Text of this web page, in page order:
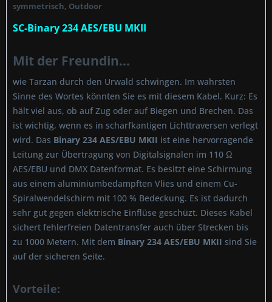
symmetrisch, Outdoor
SC-Binary 234 AES/EBU MKII
Mit der Freundin...
wie Tarzan durch den Urwald schwingen. Im wahrsten
Sinne des Wortes könnten Sie es mit diesem Kabel. Kurz: Es
hält viel aus, ob auf Zug oder auf Biegen und Brechen. Das
ist wichtig, wenn es in scharfkantigen Lichttraversen verlegt
wird. Das Binary 234 AES/EBU MKII ist eine hervorragende
Leitung zur Übertragung von Digitalsignalen im 110 Ω
AES/EBU und DMX Datenformat. Es besitzt eine Schirmung
aus einem aluminiumbedampften Vlies und einem Cu-
Spiralwendelschirm mit 100 % Bedeckung. Es ist dadurch
sehr gut gegen elektrische Einflüse geschüzt. Dieses Kabel
sichert fehlerfreien Datentransfer auch über Strecken bis
zu 1000 Metern. Mit dem Binary 234 AES/EBU MKII sind Sie
auf der sicheren Seite.
Vorteile: